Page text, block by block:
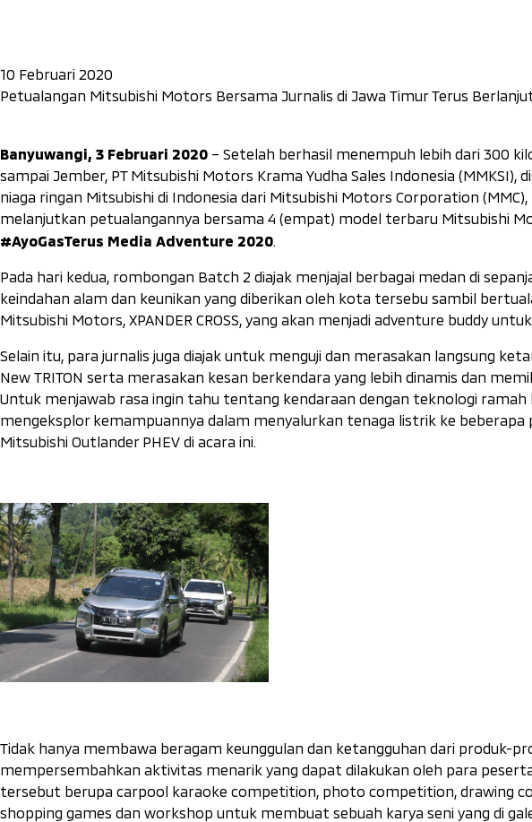
10 Februari 2020
Petualangan Mitsubishi Motors Bersama Jurnalis di Jawa Timur Terus
Banyuwangi, 3 Februari 2020 – Setelah berhasil menempuh lebih dari 300
sampai Jember, PT Mitsubishi Motors Krama Yudha Sales Indonesia
niaga ringan Mitsubishi di Indonesia dari Mitsubishi Motors Corporation
melanjutkan petualangannya bersama 4 (empat) model terbaru Mitsubishi
#AyoGasTerus Media Adventure 2020
Pada hari kedua, rombongan Batch 2 diajak menjajal berbagai medan di
keindahan alam dan keunikan yang diberikan oleh kota tersebu sambil
Mitsubishi Motors, XPANDER CROSS, yang akan menjadi adventure buddy untuk
Selain itu, para jurnalis juga diajak untuk menguji dan merasakan langsung
New TRITON serta merasakan kesan berkendara yang lebih dinamis dan
Untuk menjawab rasa ingin tahu tentang kendaraan dengan teknologi
mengeksplor kemampuannya dalam menyalurkan tenaga listrik ke
Mitsubishi Outlander PHEV di acara ini.
Tidak hanya membawa beragam keunggulan dan ketangguhan dari produk-
mempersembahkan aktivitas menarik yang dapat dilakukan oleh para
tersebut berupa carpool karaoke competition, photo competition, drawing
shopping games dan workshop untuk membuat sebuah karya seni yang di